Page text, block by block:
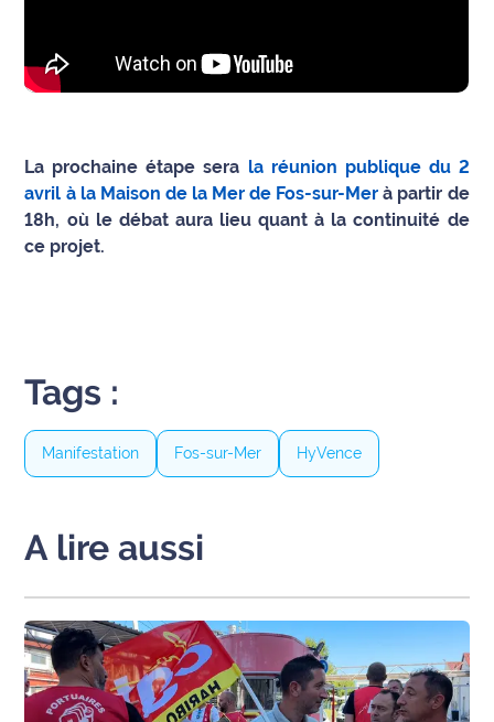
La prochaine étape sera la réunion publique du 2
avril à la Maison de la Mer de Fos-sur-Mer à partir de
18h, où le débat aura lieu quant à la continuité de
ce projet.
Tags :
Manifestation Fos-sur-Mer HyVence
A lire aussi